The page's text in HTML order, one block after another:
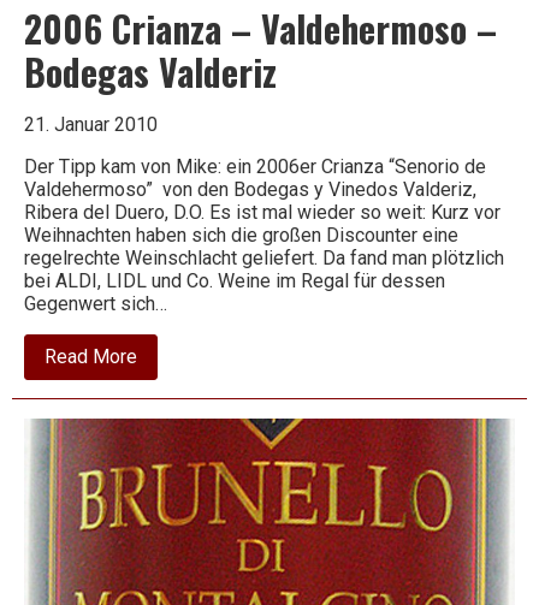
2006 Crianza – Valdehermoso –
Bodegas Valderiz
21. Januar 2010
Der Tipp kam von Mike: ein 2006er Crianza “Senorio de
Valdehermoso” von den Bodegas y Vinedos Valderiz,
Ribera del Duero, D.O. Es ist mal wieder so weit: Kurz vor
Weihnachten haben sich die großen Discounter eine
regelrechte Weinschlacht geliefert. Da fand man plötzlich
bei ALDI, LIDL und Co. Weine im Regal für dessen
Gegenwert sich…
Read Moreabout
2006
Crianza
–
Valdehermoso
–
Bodegas
Valderiz